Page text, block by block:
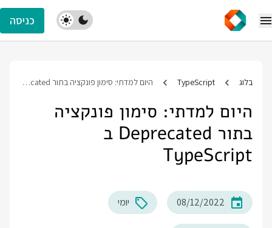
כניסה
בלוג TypeScript היום למדתי: סימון פונקציה בתור Deprecated ב TypeScript
היום למדתי: סימון פונקציה
בתור Deprecated ב
TypeScript
08/12/2022 יומי